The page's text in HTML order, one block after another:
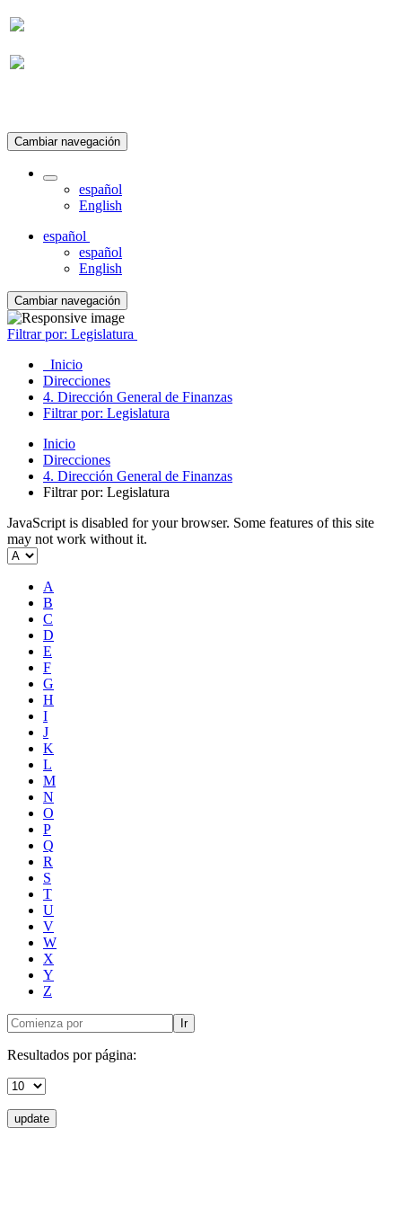
Cambiar navegación
español
English
español
español
English
Cambiar navegación
Filtrar por: Legislatura
Inicio
Direcciones
4. Dirección General de Finanzas
Filtrar por: Legislatura
Inicio
Direcciones
4. Dirección General de Finanzas
Filtrar por: Legislatura
JavaScript is disabled for your browser. Some features of this site
may not work without it.
A
B
C
D
E
F
G
H
I
J
K
L
M
N
O
P
Q
R
S
T
U
V
W
X
Y
Z
Ir
Resultados por página:
update